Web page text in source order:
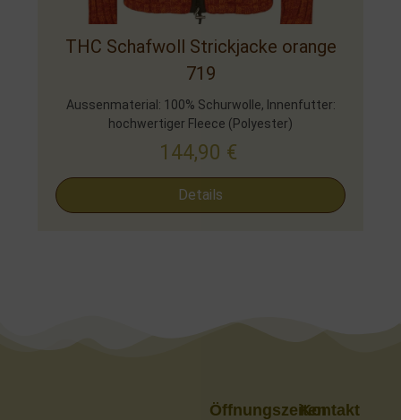
THC Schafwoll Strickjacke orange
719
Aussenmaterial: 100% Schurwolle, Innenfutter:
hochwertiger Fleece (Polyester)
144,90 €
Details
Kontakt
Öffnungszeiten